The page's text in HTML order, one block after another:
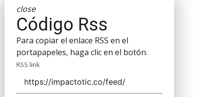
close
Código Rss
Para copiar el enlace RSS en el
portapapeles, haga clic en el botón.
RSS link